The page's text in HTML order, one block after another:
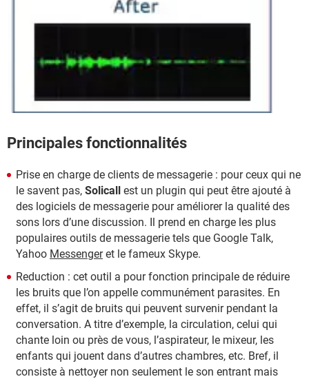
Principales fonctionnalités
Prise en charge de clients de messagerie : pour ceux qui ne
le savent pas, Solicall est un plugin qui peut être ajouté à
des logiciels de messagerie pour améliorer la qualité des
sons lors d’une discussion. Il prend en charge les plus
populaires outils de messagerie tels que Google Talk,
Yahoo Messengeret le fameux Skype.
Reduction : cet outil a pour fonction principale de réduire
les bruits que l’on appelle communément parasites. En
effet, il s’agit de bruits qui peuvent survenir pendant la
conversation. A titre d’exemple, la circulation, celui qui
chante loin ou près de vous, l’aspirateur, le mixeur, les
enfants qui jouent dans d’autres chambres, etc. Bref, il
consiste à nettoyer non seulement le son entrant mais